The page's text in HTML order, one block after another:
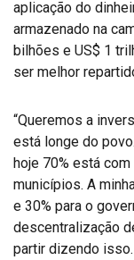
aplicação do
armazenado na
bilhões e US$ 1
ser melhor
“Queremos a
está longe do
hoje 70% está
municípios. A
e 30% para o
descentralização
partir dizendo